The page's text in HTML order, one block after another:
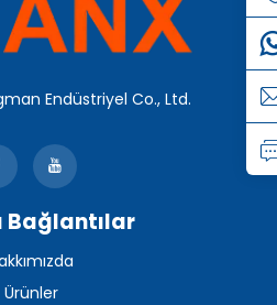
Endüstriyel Co., Ltd.
Bağlantılar
Ürünler